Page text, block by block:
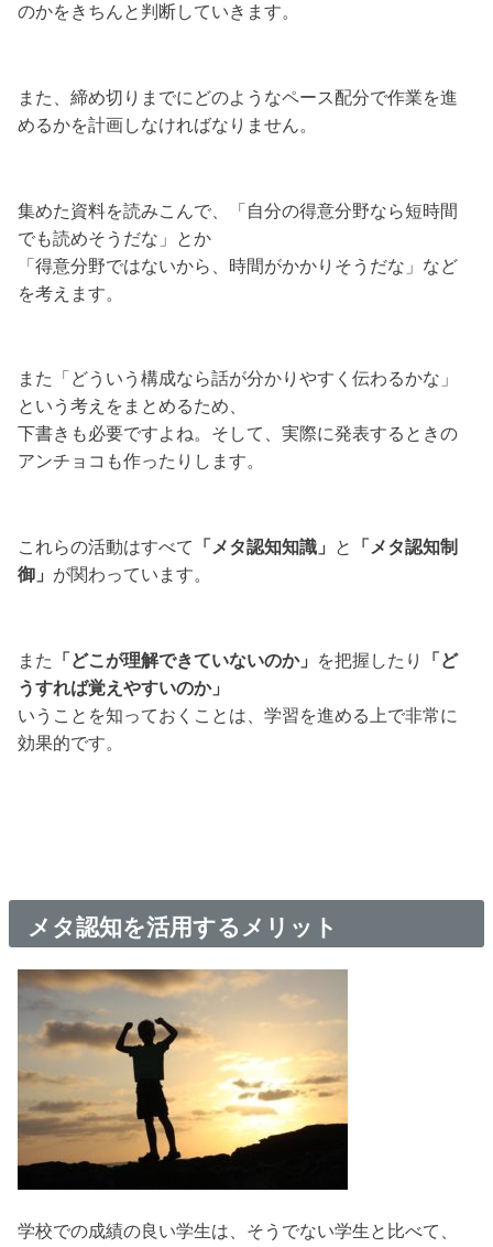
のかをきちんと判断していきます。
また、締め切りまでにどのようなペース配分で作業を進
めるかを計画しなければなりません。
集めた資料を読みこんで、「自分の得意分野なら短時間
でも読めそうだな」とか
「得意分野ではないから、時間がかかりそうだな」など
を考えます。
また「どういう構成なら話が分かりやすく伝わるかな」
という考えをまとめるため、
下書きも必要ですよね。そして、実際に発表するときの
アンチョコも作ったりします。
これらの活動はすべて 「メタ認知知識」 と
「メタ認知制
御」 が関わっています。
また 「どこが理解できていないのか」 を把握したり
「ど
うすれば覚えやすいのか」
いうことを知っておくことは、学習を進める上で非常に
効果的です。
メタ認知を活用するメリット
学校での成績の良い学生は、そうでない学生と比べて、